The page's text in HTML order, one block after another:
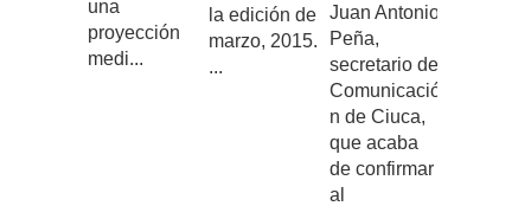
una
proyección
medi...
la edición de
marzo, 2015.
...
Juan Antonio
Peña,
secretario de
Comunicació
n de Ciuca,
que acaba
de confirmar
al